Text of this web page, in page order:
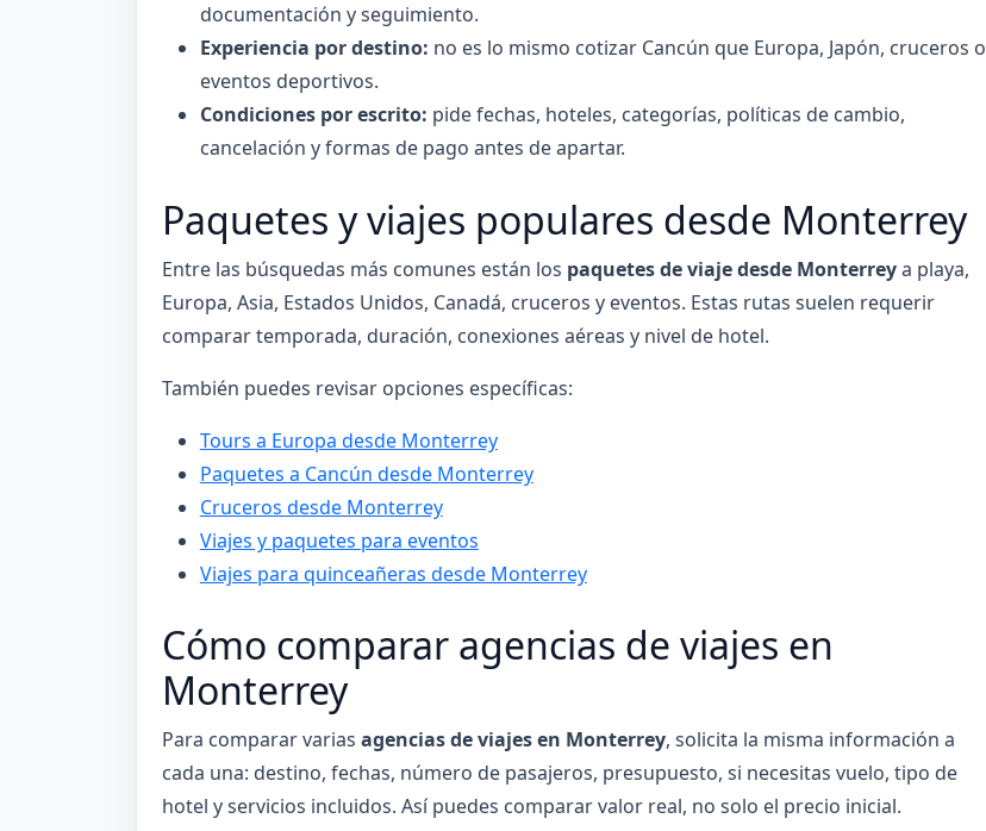
documentación y seguimiento.
Experiencia por destino: no es lo mismo cotizar Cancún que Europa, Japón, cruceros o
eventos deportivos.
Condiciones por escrito: pide fechas, hoteles, categorías, políticas de cambio,
cancelación y formas de pago antes de apartar.
Paquetes y viajes populares desde Monterrey
Entre las búsquedas más comunes están los paquetes de viaje desde Monterreya playa,
Europa, Asia, Estados Unidos, Canadá, cruceros y eventos. Estas rutas suelen requerir
comparar temporada, duración, conexiones aéreas y nivel de hotel.
También puedes revisar opciones específicas:
Tours a Europa desde Monterrey
Paquetes a Cancún desde Monterrey
Cruceros desde Monterrey
Viajes y paquetes para eventos
Viajes para quinceañeras desde Monterrey
Cómo comparar agencias de viajes en
Monterrey
Para comparar varias agencias de viajes en Monterrey, solicita la misma información a
cada una: destino, fechas, número de pasajeros, presupuesto, si necesitas vuelo, tipo de
hotel y servicios incluidos. Así puedes comparar valor real, no solo el precio inicial.